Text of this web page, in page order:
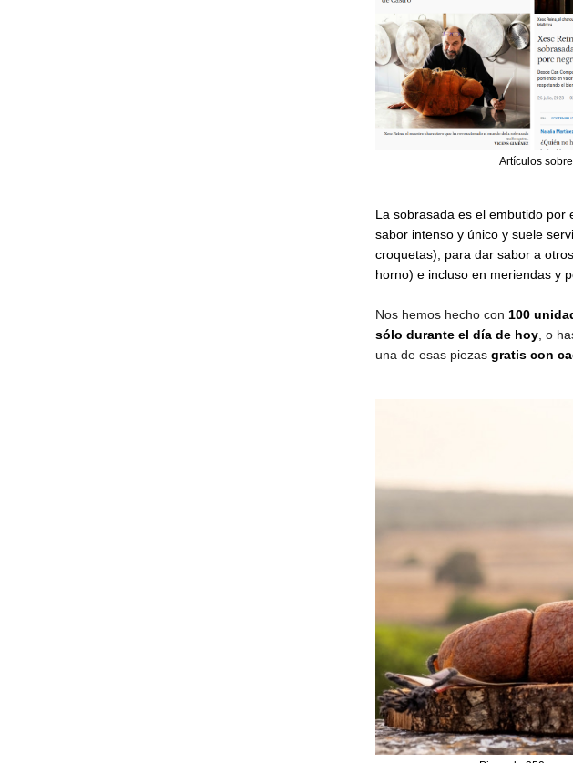
Artículos
La sobrasada es el embutido por
sabor intenso y único y suele
croquetas), para dar sabor a
horno) e incluso en meriendas y
Nos hemos hecho con 100
sólo durante el día de hoy , o
una de esas piezas gratis con